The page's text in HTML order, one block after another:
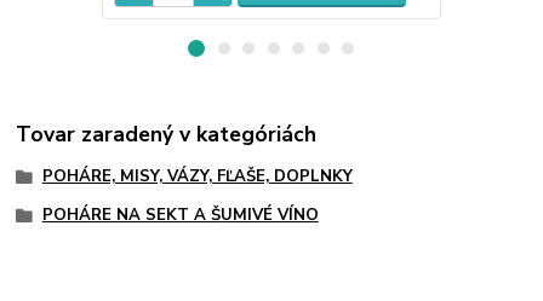
Tovar zaradený v kategóriách
POHÁRE, MISY, VÁZY, FĽAŠE, DOPLNKY
POHÁRE NA SEKT A ŠUMIVÉ VÍNO